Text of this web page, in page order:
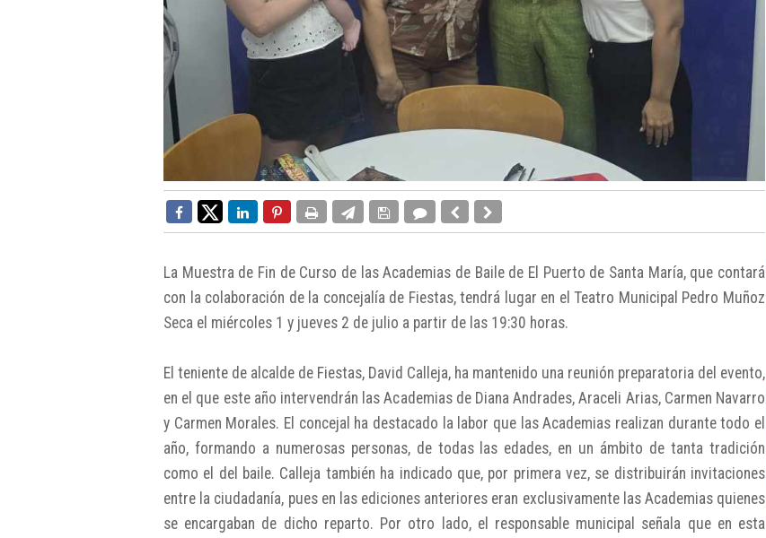
La Muestra de Fin de Curso de las Academias de Baile de El Puerto de Santa María, que contará
con la colaboración de la concejalía de Fiestas, tendrá lugar en el Teatro Municipal Pedro Muñoz
Seca el miércoles 1 y jueves 2 de julio a partir de las 19:30 horas.
El teniente de alcalde de Fiestas, David Calleja, ha mantenido una reunión preparatoria del evento,
en el que este año intervendrán las Academias de Diana Andrades, Araceli Arias, Carmen Navarro
y Carmen Morales. El concejal ha destacado la labor que las Academias realizan durante todo el
año, formando a numerosas personas, de todas las edades, en un ámbito de tanta tradición
como el del baile. Calleja también ha indicado que, por primera vez, se distribuirán invitaciones
entre la ciudadanía, pues en las ediciones anteriores eran exclusivamente las Academias quienes
se encargaban de dicho reparto. Por otro lado, el responsable municipal señala que en esta